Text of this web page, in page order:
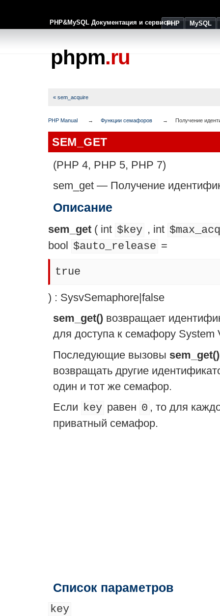
PHP&MySQL Документация и сервисыPHP MySQL
phpm.ru
« sem_acquire
PHP Manual Функции семафоров Получение
SEM_GET
(PHP 4, PHP 5, PHP 7)
sem_get — Получение
Описание
sem_get ( int $key , int
bool $auto_release =
true
) : SysvSemaphore|false
sem_get() возвращает
для доступа к семафору
Последующие вызовы sem_get()
возвращать другие
один и тот же семафор.
Если key равен 0 , то для
приватный семафор.
Список параметров
key